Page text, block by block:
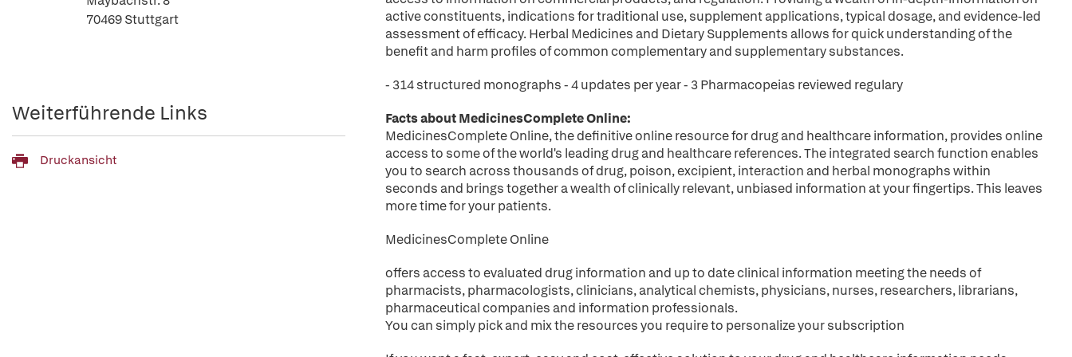
active constituents, indications for traditional use, supplement applications, typical dosage, and evidence-led
assessment of efficacy. Herbal Medicines and Dietary Supplements allows for quick understanding of the
benefit and harm profiles of common complementary and supplementary substances.
- 314 structured monographs - 4 updates per year - 3 Pharmacopeias reviewed regulary
Facts about MedicinesComplete Online:
MedicinesComplete Online, the definitive online resource for drug and healthcare information, provides online
access to some of the world's leading drug and healthcare references. The integrated search function enables
you to search across thousands of drug, poison, excipient, interaction and herbal monographs within
seconds and brings together a wealth of clinically relevant, unbiased information at your fingertips. This leaves
more time for your patients.
MedicinesComplete Online
offers access to evaluated drug information and up to date clinical information meeting the needs of
pharmacists, pharmacologists, clinicians, analytical chemists, physicians, nurses, researchers, librarians,
pharmaceutical companies and information professionals.
You can simply pick and mix the resources you require to personalize your subscription
70469 Stuttgart
Weiterführende Links
Druckansicht